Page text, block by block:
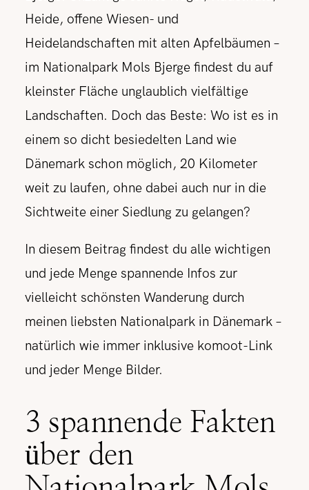
Heide, offene Wiesen- und
Heidelandschaften mit alten Apfelbäumen –
im Nationalpark Mols Bjerge findest du auf
kleinster Fläche unglaublich vielfältige
Landschaften. Doch das Beste: Wo ist es in
einem so dicht besiedelten Land wie
Dänemark schon möglich, 20 Kilometer
weit zu laufen, ohne dabei auch nur in die
Sichtweite einer Siedlung zu gelangen?
In diesem Beitrag findest du alle wichtigen
und jede Menge spannende Infos zur
vielleicht schönsten Wanderung durch
meinen liebsten Nationalpark in Dänemark –
natürlich wie immer inklusive komoot-Link
und jeder Menge Bilder.
3 spannende Fakten
über den